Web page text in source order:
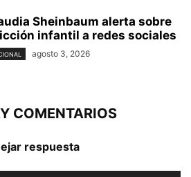
Sheinbaum alerta sobre
infantil a redes sociales
agosto 3, 2026
COMENTARIOS
respuesta